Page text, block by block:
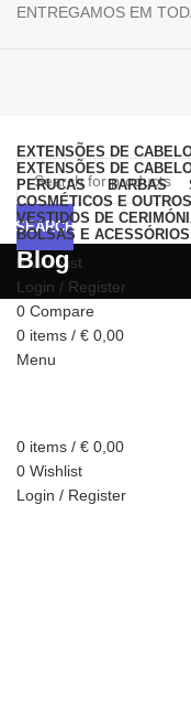
ENTREGAMOS EM
SEARCH
0Wishlist
Login / Register
0 Compare
0 items / € 0,00
Menu
0 items / € 0,00
0 Wishlist
Login / Register
EXTENSÕES DE
EXTENSÕES DE
PERUCAS
BARBAS
COSMÉTICOS E
VESTIDOS DE
BOLSAS E ACESSÓRIOS
Blog